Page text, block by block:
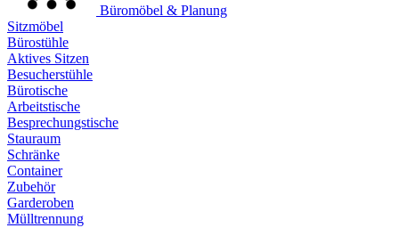
Büromöbel & Planung
Sitzmöbel
Bürostühle
Aktives Sitzen
Besucherstühle
Bürotische
Arbeitstische
Besprechungstische
Stauraum
Schränke
Container
Zubehör
Garderoben
Mülltrennung